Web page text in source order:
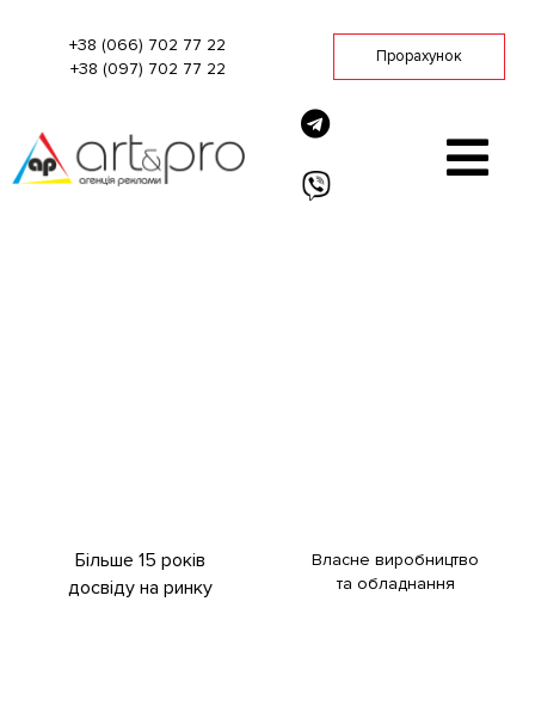
+38 (066) 702 77 22
+38 (097) 702 77 22
Прорахунок
Головна
Більше 15 років
досвіду на ринку
Власне виробництво
та обладнання